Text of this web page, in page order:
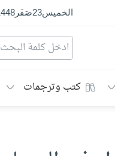
الخميس23صَفَر1448
كتب وترجمات